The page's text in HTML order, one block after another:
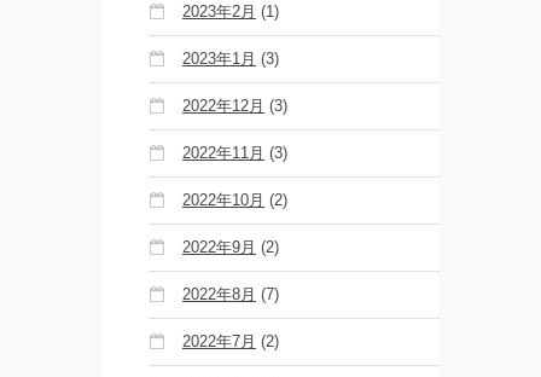
2023年2月 (1)
2023年1月 (3)
2022年12月 (3)
2022年11月 (3)
2022年10月 (2)
2022年9月 (2)
2022年8月 (7)
2022年7月 (2)